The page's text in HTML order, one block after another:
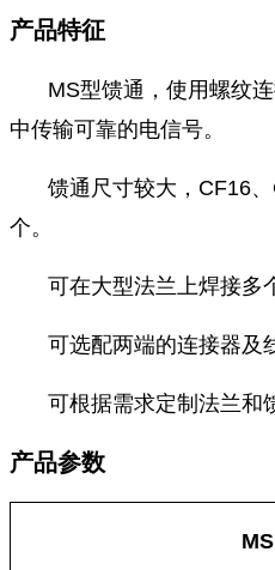
产品特征
MS型馈通，使用螺纹
中传输可靠的电信号。
馈通尺寸较大，CF16
个。
可在大型法兰上焊接多
可选配两端的连接器及
可根据需求定制法兰和
产品参数